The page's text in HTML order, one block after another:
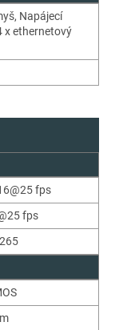
, Napájecí
x ethernetový
fps
fps